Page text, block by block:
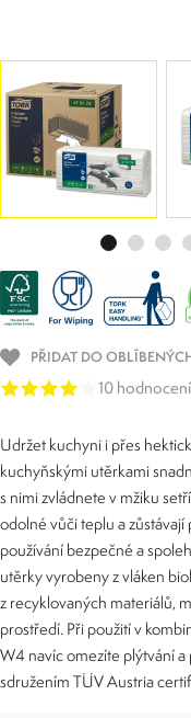
PŘIDAT DO
10 hodnocení
Udržet kuchyni i přes
kuchyňskými utěrkami
s nimi zvládnete v mžiku
odolné vůči teplu a
používání bezpečné a
utěrky vyrobeny z vláken
z recyklovaných materiálů,
prostředí. Při použití v
W4 navíc omezíte plýtvání
sdružením TÜV Austria